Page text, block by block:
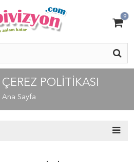
0
POLITIKASI
Ana Sayfa